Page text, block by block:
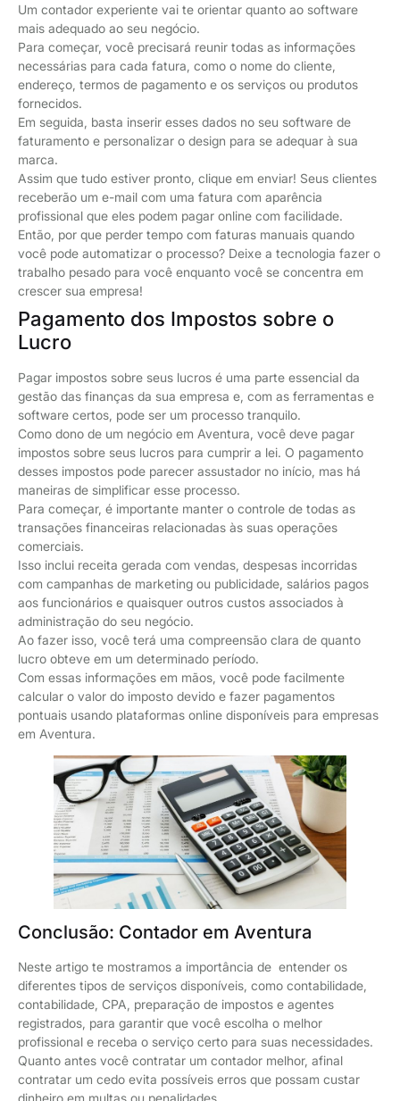
Um contador experiente vai te orientar quanto ao software
mais adequado ao seu negócio.
Para começar, você precisará reunir todas as informações
necessárias para cada fatura, como o nome do cliente,
endereço, termos de pagamento e os serviços ou produtos
fornecidos.
Em seguida, basta inserir esses dados no seu software de
faturamento e personalizar o design para se adequar à sua
marca.
Assim que tudo estiver pronto, clique em enviar! Seus clientes
receberão um e-mail com uma fatura com aparência
profissional que eles podem pagar online com facilidade.
Então, por que perder tempo com faturas manuais quando
você pode automatizar o processo? Deixe a tecnologia fazer o
trabalho pesado para você enquanto você se concentra em
crescer sua empresa!
Pagamento dos Impostos sobre o
Lucro
Pagar impostos sobre seus lucros é uma parte essencial da
gestão das finanças da sua empresa e, com as ferramentas e
software certos, pode ser um processo tranquilo.
Como dono de um negócio em Aventura, você deve pagar
impostos sobre seus lucros para cumprir a lei. O pagamento
desses impostos pode parecer assustador no início, mas há
maneiras de simplificar esse processo.
Para começar, é importante manter o controle de todas as
transações financeiras relacionadas às suas operações
comerciais.
Isso inclui receita gerada com vendas, despesas incorridas
com campanhas de marketing ou publicidade, salários pagos
aos funcionários e quaisquer outros custos associados à
administração do seu negócio.
Ao fazer isso, você terá uma compreensão clara de quanto
lucro obteve em um determinado período.
Com essas informações em mãos, você pode facilmente
calcular o valor do imposto devido e fazer pagamentos
pontuais usando plataformas online disponíveis para empresas
em Aventura.
Conclusão: Contador em Aventura
Neste artigo te mostramos a importância de entender os
diferentes tipos de serviços disponíveis, como contabilidade,
contabilidade, CPA, preparação de impostos e agentes
registrados, para garantir que você escolha o melhor
profissional e receba o serviço certo para suas necessidades.
Quanto antes você contratar um contador melhor, afinal
contratar um cedo evita possíveis erros que possam custar